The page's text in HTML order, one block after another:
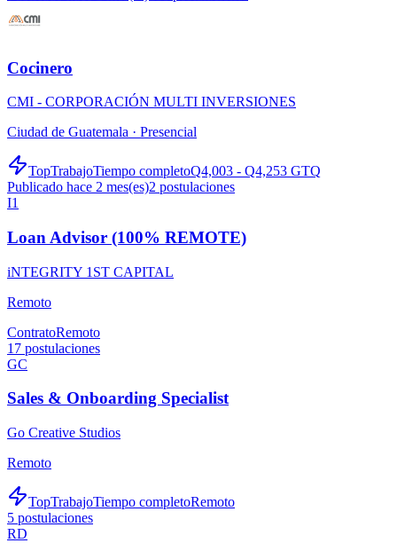
Cocinero
CMI - CORPORACIÓN MULTI INVERSIONES
Ciudad de Guatemala · Presencial
TopTrabajoTiempo completoQ4,003 - Q4,253 GTQ
Publicado hace 2 mes(es)2 postulaciones
I1
Loan Advisor (100% REMOTE)
iNTEGRITY 1ST CAPITAL
Remoto
ContratoRemoto
17 postulaciones
GC
Sales & Onboarding Specialist
Go Creative Studios
Remoto
TopTrabajoTiempo completoRemoto
5 postulaciones
RD